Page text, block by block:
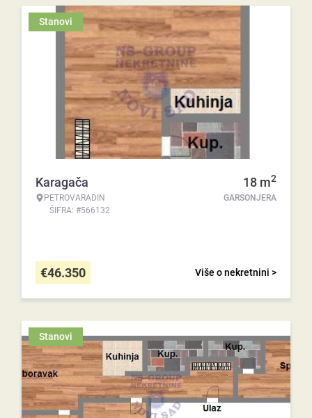
Stanovi
Karagača
PETROVARADIN
ŠIFRA: #566132
18 m2
GARSONJERA
Više o nekretnini >
€46.350
Stanovi